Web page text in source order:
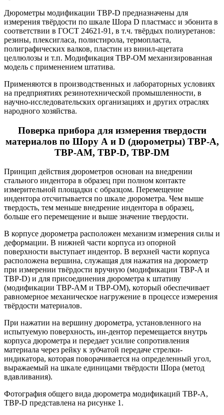
Дюрометры модификации ТВР-D предназначены для
измерения твёрдости по шкале Шора D пластмасс и эбонита в
соответствии в ГОСТ 24621-91, в т.ч. твёрдых полиуретанов:
резины, плексигласа, полистирола, термопласта,
полиграфических валков, пластин из винил-ацетата
целлюлозы и т.п. Модификация ТВР-ОМ механизированная
модель с применением штатива.
Применяются в производственных и лабораторных условиях
на предприятиях резинотехнической промышленности, в
научно-исследовательских организациях и других отраслях
народного хозяйства.
Поверка прибора для измерения твердости
материалов по Шору А и D (дюрометры) ТВР-А,
ТВР-АМ, ТВР-D, ТВР-DМ
Принцип действия дюрометров основан на внедрении
стального индентора в образец при полном контакте
измерительной площадки с образцом. Перемещение
индентора отсчитывается по шкале дюрометра. Чем выше
твердость, тем меньше внедрение индентора в образец,
больше его перемещение и выше значение твердости.
В корпусе дюрометра расположен механизм измерения силы и
деформации. В нижней части корпуса из опорной
поверхности выступает индентор. В верхней части корпуса
расположена вершина, служащая для нажатия на дюрометр
при измерении твёрдости вручную (модификации ТВР-А и
ТВР-D) и для присоединения дюрометра к штативу
(модификации ТВР-АМ и ТВР-ОМ), который обеспечивает
равномерное механическое нагружение в процессе измерения
твёрдости материалов.
При нажатии на вершину дюрометра, установленного на
испытуемую поверхность, ин-дентор перемещается внутрь
корпуса дюрометра и передает усилие сопротивления
материала через рейку к зубчатой передаче стрелки-
индикатора, которая поворачивается на определенный угол,
выражаемый на шкале единицами твёрдости Шора (метод
вдавливания).
Фотография общего вида дюрометра модификаций ТВР-А,
ТВР-D представлена на рисунке 1.